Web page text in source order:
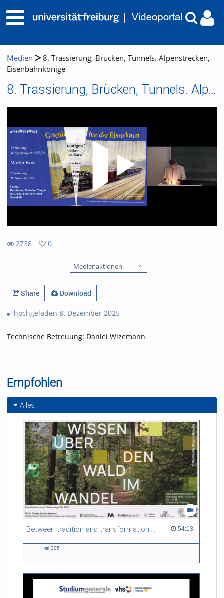
Medien
8. Trassierung, Brücken, Tunnels. Alpenstrecken,
Eisenbahnkönige
8. Trassierung, Brücken, Tunnels. Alpenstrecken, Eisenbahnkönige
2738
0
Medienaktionen
Share Download
hochgeladen 8. Dezember 2025
Technische Betreuung: Daniel Wizemann
Empfohlen
Alles
Between tradition and transformation: how owners, advisers and institutions co-create knowledge for resilient forests in Europe 54:13
54:13 duration
305